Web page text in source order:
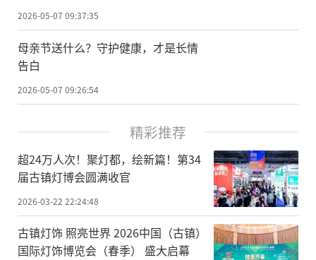
2026-05-07 09:37:35
母亲节送什么？守护健康，才是长情
告白
2026-05-07 09:26:54
精彩推荐
超24万人次！聚灯都，绘新篇！第34
届古镇灯博会圆满收官
2026-03-22 22:24:48
古镇灯饰 照亮世界 2026中国（古镇）
国际灯饰博览会（春季） 盛大启幕